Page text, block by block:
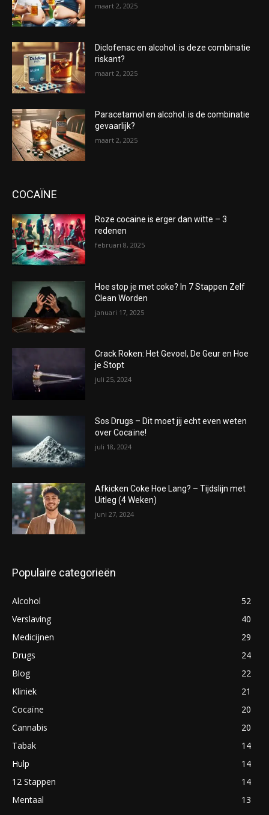
maart 2, 2025
Diclofenac en alcohol: is deze combinatie
riskant?
maart 2, 2025
Paracetamol en alcohol: is de combinatie
gevaarlijk?
maart 2, 2025
COCAÏNE
Roze cocaine is erger dan witte – 3
redenen
februari 8, 2025
Hoe stop je met coke? In 7 Stappen Zelf
Clean Worden
januari 17, 2025
Crack Roken: Het Gevoel, De Geur en Hoe
je Stopt
juli 25, 2024
Sos Drugs – Dit moet jij echt even weten
over Cocaïne!
juli 18, 2024
Afkicken Coke Hoe Lang? – Tijdslijn met
Uitleg (4 Weken)
juni 27, 2024
Populaire categorieën
Alcohol
52
Verslaving
40
Medicijnen
29
Drugs
24
Blog
22
Kliniek
21
Cocaïne
20
Cannabis
20
Tabak
14
Hulp
14
12 Stappen
14
Mentaal
13